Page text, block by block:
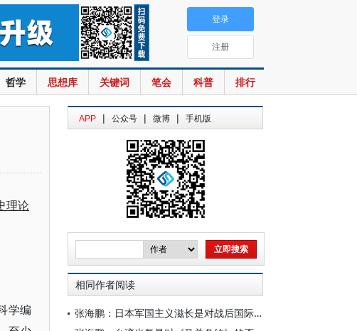
哲学 思想库 关键词 笔会 科普 排行
登录
注册
理论
学编
APP | 公众号 | 微博 | 手机版
相同作者阅读
张海鹏：日本军国主义滋长是对战后国际秩序的严重威胁